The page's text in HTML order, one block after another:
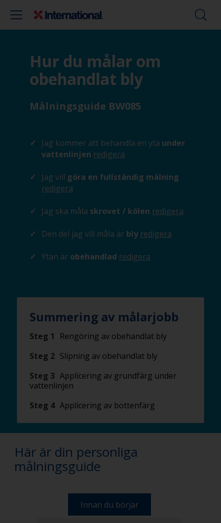
Hur du målar om
obehandlat bly
Målningsguide BW085
Jag kommer att behandla en yta under
vattenlinjen redigera
Jag vill göra en fullständig målning
redigera
Jag ska måla skrovet / kölen redigera
Den del jag vill måla är bly redigera
Ytan är obehandlad redigera
Summering av målarjobb
Steg 1
Rengöring av obehandlat bly
Steg 2 Slipning av obehandlat bly
Steg 3 Applicering av grundfärg under
vattenlinjen
Steg 4 Applicering av bottenfärg
Här är din personliga
målningsguide
Innan du börjar